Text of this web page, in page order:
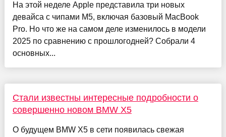
На этой неделе Apple представила три новых
девайса с чипами M5, включая базовый MacBook
Pro. Но что же на самом деле изменилось в модели
2025 по сравнению с прошлогодней? Собрали 4
основных...
Стали известны интересные подробности о
совершенно новом BMW X5
О будущем BMW X5 в сети появилась свежая